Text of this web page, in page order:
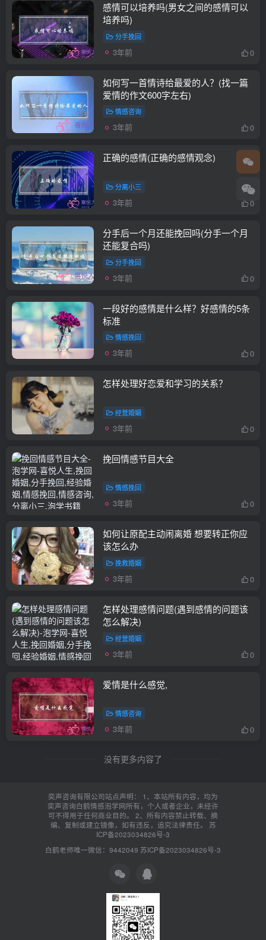
感情可以培养吗(男女之间的感情可以
培养吗)
分手挽回
3年前 0
如何写一首情诗给最爱的人？(找一篇
爱情的作文600字左右)
情感咨询
3年前 0
正确的感情(正确的感情观念)
分离小三
3年前 0
分手后一个月还能挽回吗(分手一个月
还能复合吗)
分手挽回
3年前 0
一段好的感情是什么样？好感情的5条
标准
情感挽回
3年前 0
怎样处理好恋爱和学习的关系？
经营婚姻
3年前 0
挽回情感节目大全
情感挽回
3年前 0
如何让原配主动闹离婚 想要转正你应
该怎么办
挽救婚姻
3年前 0
怎样处理感情问题(遇到感情的问题该
怎么解决)
经营婚姻
3年前 0
爱情是什么感觉,
情感咨询
3年前 0
没有更多内容了
奕声咨询有限公司站点声明： 1、本站所有内容，均为
奕声咨询白鹤情感泡学网所有，个人或者企业，未经许
可不得用于任何商业目的。 2、所有内容禁止转载、摘
编、复制或建立镜像，如有违反，追究法律责任。 苏
ICP备2023034826号-3
白鹤老师唯一微信：9442049 苏ICP备2023034826号-3